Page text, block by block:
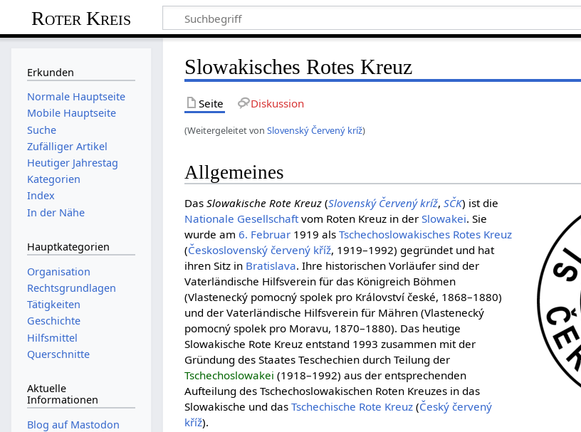
Roter Kreis
Slowakisches Rotes Kreuz
Seite Diskussion
(Weitergeleitet vonSlovenský Červený kríž)
Allgemeines
DasSlowakische Rote Kreuz (Slovenský Červený kríž,SČK) ist die
Nationale Gesellschaftvom Roten Kreuz in derSlowakei. Sie
wurde am6. Februar 1919 alsTschechoslowakisches Rotes Kreuz
(Československý červený kříž, 1919–1992) gegründet und hat
ihren Sitz in Bratislava. Ihre historischen Vorläufer sind der
Vaterländische Hilfsverein für das Königreich Böhmen
(Vlastenecký pomocný spolek pro Království české, 1868–1880)
und der Vaterländische Hilfsverein für Mähren (Vlastenecký
pomocný spolek pro Moravu, 1870–1880). Das heutige
Slowakische Rote Kreuz entstand 1993 zusammen mit der
Gründung des Staates Teschechien durch Teilung der
Tschechoslowakei (1918–1992) aus der entsprechenden
Aufteilung des Tschechoslowakischen Roten Kreuzes in das
Slowakische und dasTschechische Rote Kreuz (Český červený
kříž).
Erkunden
Normale Hauptseite
Mobile Hauptseite
Suche
Zufälliger Artikel
Heutiger Jahrestag
Kategorien
Index
In der Nähe
Hauptkategorien
Organisation
Rechtsgrundlagen
Tätigkeiten
Geschichte
Hilfsmittel
Querschnitte
Aktuelle
Informationen
Blog auf Mastodon